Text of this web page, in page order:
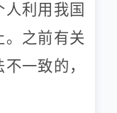
利用我国
。之前有关
一致的，